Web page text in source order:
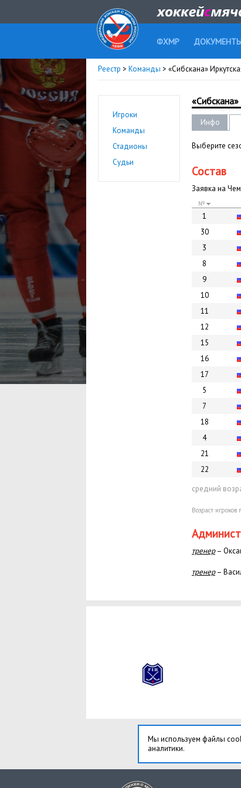
ФХМР
Реестр > Команды > «Сибскана»
Игроки
Команды
Стадионы
Судьи
Инфо
Выберите
Состав
Заявка на
№
1
30
3
8
9
10
11
12
15
16
17
5
7
18
4
21
22
средний
Возраст
тренер–
тренер–
Мы используем файлы
аналитики.